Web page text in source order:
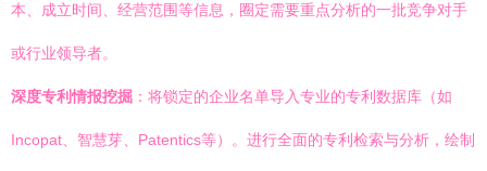
本、成立时间、经营范围等信息，圈定需要重点分析的一批竞争对手
或行业领导者。
深度专利情报挖掘 ：将锁定的企业名单导入专业的专利数据库（如
Incopat、智慧芽、Patentics等）。进行全面的专利检索与分析，绘制